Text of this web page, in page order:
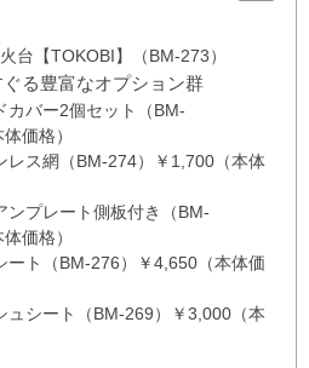
台【TOKOBI】（BM-273）
る豊富なオプション群
カバー2個セット（BM-
価格）
レス網（BM-274）￥1,700（本体
ンプレート側板付き（BM-
価格）
ート（BM-276）￥4,650（本体価
ュシート（BM-269）￥3,000（本